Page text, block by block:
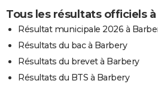
Tous les résultats officiels
Résultat municipale 2026 à
Résultats du bac à Barbery
Résultats du brevet à Barbery
Résultats du BTS à Barbery